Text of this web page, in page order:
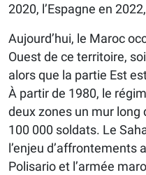
2020, l’Espagne en
Aujourd’hui, le Maroc
Ouest de ce territoire,
alors que la partie Est
À partir de 1980, le
deux zones un mur long
100 000 soldats. Le
l’enjeu d’affrontements
Polisario et l’armée